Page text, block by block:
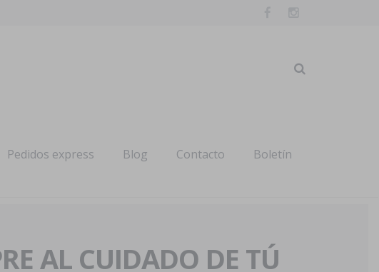
Pedidos express Blog Contacto Boletín
AL CUIDADO DE TÚ